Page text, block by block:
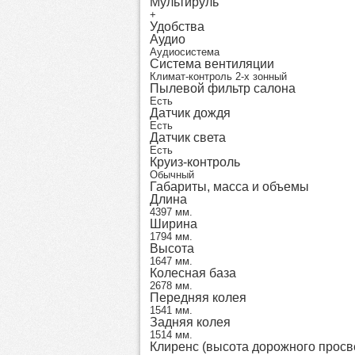
+
Удобства
Аудио
Аудиосистема
Система вентиляции
Климат-контроль 2-х зонный
Пылевой фильтр салона
Есть
Датчик дождя
Есть
Датчик света
Есть
Круиз-контроль
Обычный
Габариты, масса и объемы
Длина
4397 мм.
Ширина
1794 мм.
Высота
1647 мм.
Колесная база
2678 мм.
Передняя колея
1541 мм.
Задняя колея
1514 мм.
Клиренс (высота дорожного